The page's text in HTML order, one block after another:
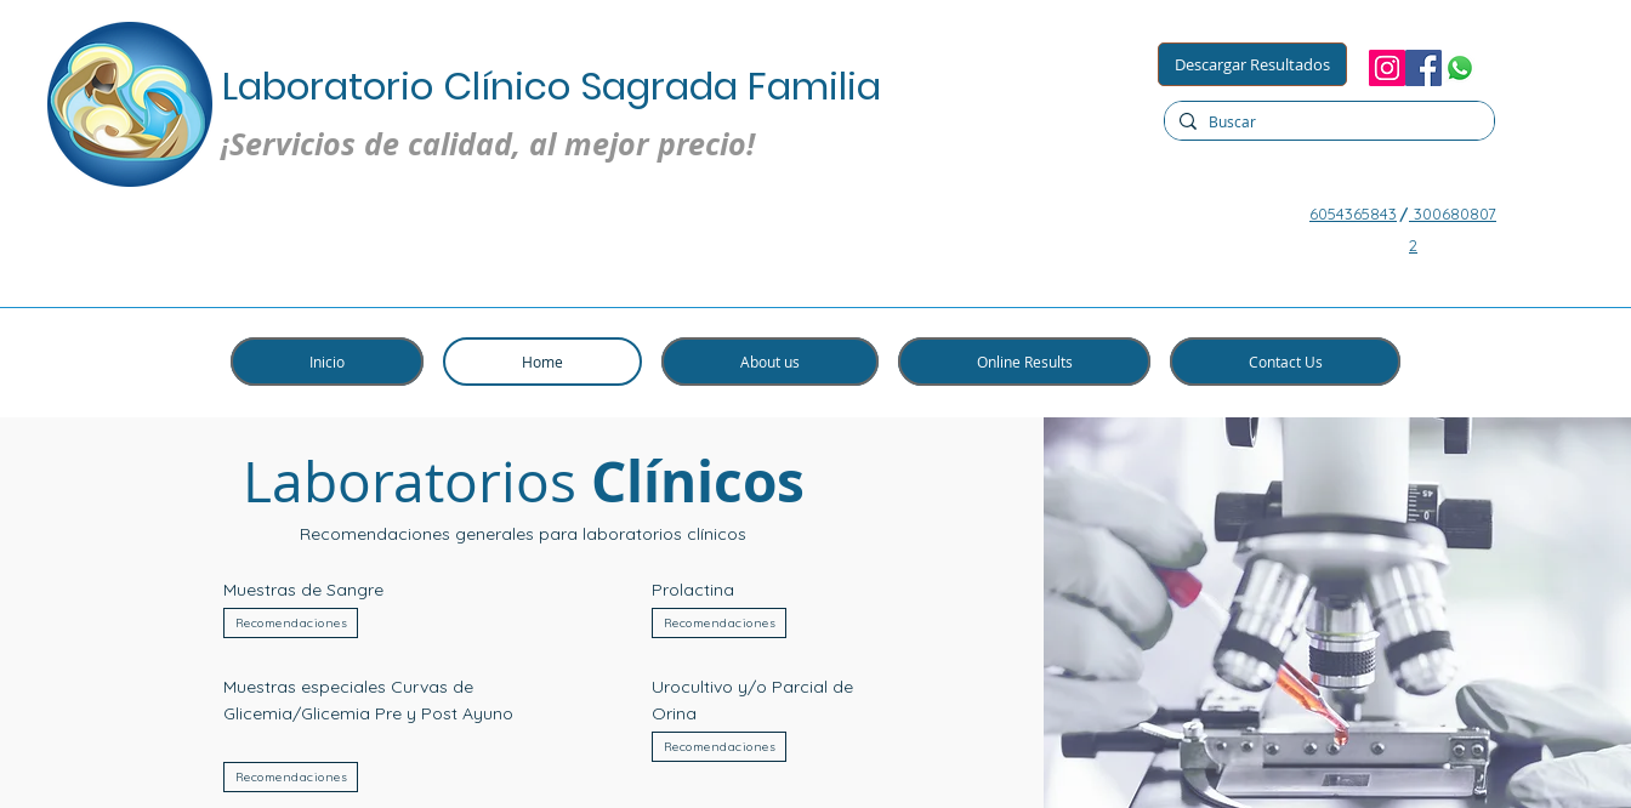
Laboratorio Clínico Sagrada Familia
¡Servicios de calidad, al mejor precio!
Descargar Resultados
6054365843
300680807
2
/
Inicio Home About us Online Results Contact Us
Laboratorios Clínicos
Recomendaciones generales para laboratorios clínicos
Muestras de Sangre
Recomendaciones
Muestras especiales Curvas de
Glicemia/Glicemia Pre y Post Ayuno
Prolactina
Recomendaciones
Urocultivo y/o Parcial de
Orina
Recomendaciones
Recomendaciones